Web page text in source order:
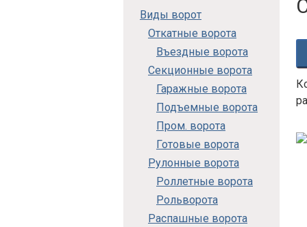
Виды ворот
Откатные ворота
Въездные ворота
Секционные ворота
Гаражные ворота
Подъемные ворота
Пром. ворота
Готовые ворота
Рулонные ворота
Роллетные ворота
Рольворота
Распашные ворота